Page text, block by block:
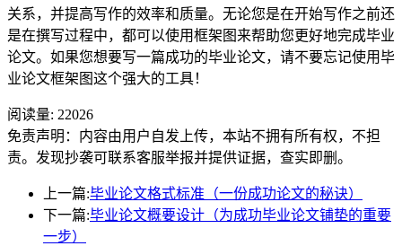
关系，并提高写作的效率和质量。无论您是在开始写作之前还
是在撰写过程中，都可以使用框架图来帮助您更好地完成毕业
论文。如果您想要写一篇成功的毕业论文，请不要忘记使用毕
业论文框架图这个强大的工具！
阅读量: 22026
免责声明：内容由用户自发上传，本站不拥有所有权，不担
责。发现抄袭可联系客服举报并提供证据，查实即删。
上一篇:毕业论文格式标准（一份成功论文的秘诀）
下一篇:毕业论文概要设计（为成功毕业论文铺垫的重要
一步）